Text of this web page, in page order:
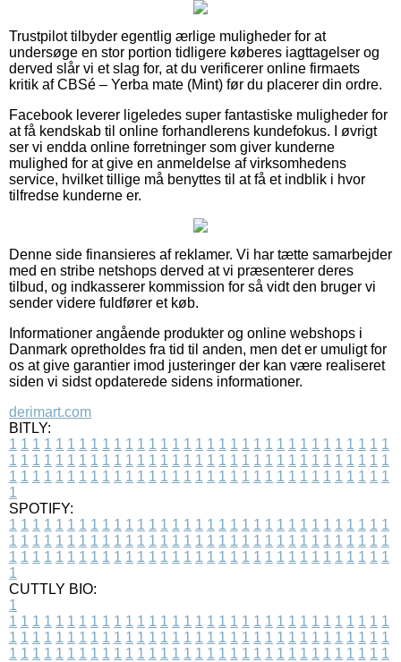
Trustpilot tilbyder egentlig ærlige muligheder for at
undersøge en stor portion tidligere køberes iagttagelser og
derved slår vi et slag for, at du verificerer online firmaets
kritik af CBSé – Yerba mate (Mint) før du placerer din ordre.
Facebook leverer ligeledes super fantastiske muligheder for
at få kendskab til online forhandlerens kundefokus. I øvrigt
ser vi endda online forretninger som giver kunderne
mulighed for at give en anmeldelse af virksomhedens
service, hvilket tillige må benyttes til at få et indblik i hvor
tilfredse kunderne er.
Denne side finansieres af reklamer. Vi har tætte samarbejder
med en stribe netshops derved at vi præsenterer deres
tilbud, og indkasserer kommission for så vidt den bruger vi
sender videre fuldfører et køb.
Informationer angående produkter og online webshops i
Danmark opretholdes fra tid til anden, men det er umuligt for
os at give garantier imod justeringer der kan være realiseret
siden vi sidst opdaterede sidens informationer.
derimart.com
BITLY:
1 1 1 1 1 1 1 1 1 1 1 1 1 1 1 1 1 1 1 1 1 1 1 1 1 1 1 1 1 1 1 1 1
1 1 1 1 1 1 1 1 1 1 1 1 1 1 1 1 1 1 1 1 1 1 1 1 1 1 1 1 1 1 1 1 1
1 1 1 1 1 1 1 1 1 1 1 1 1 1 1 1 1 1 1 1 1 1 1 1 1 1 1 1 1 1 1 1 1
1
SPOTIFY:
1 1 1 1 1 1 1 1 1 1 1 1 1 1 1 1 1 1 1 1 1 1 1 1 1 1 1 1 1 1 1 1 1
1 1 1 1 1 1 1 1 1 1 1 1 1 1 1 1 1 1 1 1 1 1 1 1 1 1 1 1 1 1 1 1 1
1 1 1 1 1 1 1 1 1 1 1 1 1 1 1 1 1 1 1 1 1 1 1 1 1 1 1 1 1 1 1 1 1
1
CUTTLY BIO:
1
1 1 1 1 1 1 1 1 1 1 1 1 1 1 1 1 1 1 1 1 1 1 1 1 1 1 1 1 1 1 1 1 1
1 1 1 1 1 1 1 1 1 1 1 1 1 1 1 1 1 1 1 1 1 1 1 1 1 1 1 1 1 1 1 1 1
1 1 1 1 1 1 1 1 1 1 1 1 1 1 1 1 1 1 1 1 1 1 1 1 1 1 1 1 1 1 1 1 1